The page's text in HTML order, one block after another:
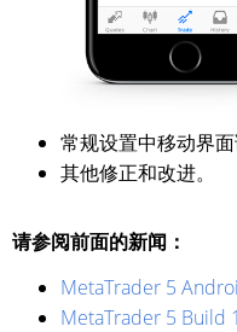
常规设置中移动界
其他修正和改进。
请参阅前面的新闻：
MetaTrader 5
MetaTrader 5 Build